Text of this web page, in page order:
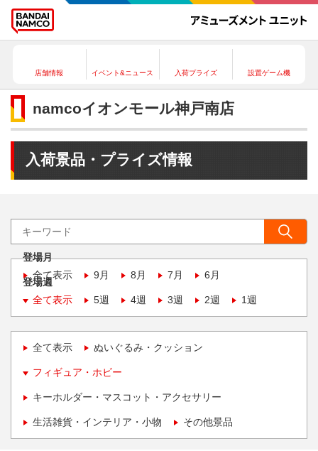
店舗情報 イベント&ニュース 入荷プライズ 設置ゲーム機
namcoイオンモール神戸南店
入荷景品・プライズ情報
登場月
全て表示
9月 8月 7月 6月
登場週
全て表示
5週 4週 3週 2週 1週
全て表示 ぬいぐるみ・クッション
フィギュア・ホビー
キーホルダー・マスコット・アクセサリー
生活雑貨・インテリア・小物 その他景品